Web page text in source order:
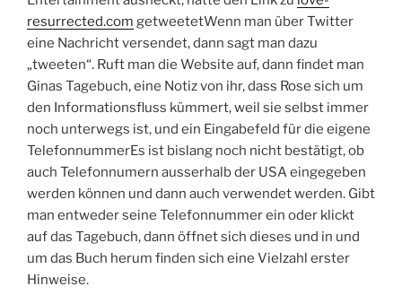
resurrected.com getweetetWenn man über Twitter
eine Nachricht versendet, dann sagt man dazu
„tweeten“. Ruft man die Website auf, dann findet man
Ginas Tagebuch, eine Notiz von ihr, dass Rose sich um
den Informationsfluss kümmert, weil sie selbst immer
noch unterwegs ist, und ein Eingabefeld für die eigene
TelefonnummerEs ist bislang noch nicht bestätigt, ob
auch Telefonnumern ausserhalb der USA eingegeben
werden können und dann auch verwendet werden. Gibt
man entweder seine Telefonnummer ein oder klickt
auf das Tagebuch, dann öffnet sich dieses und in und
um das Buch herum finden sich eine Vielzahl erster
Hinweise.